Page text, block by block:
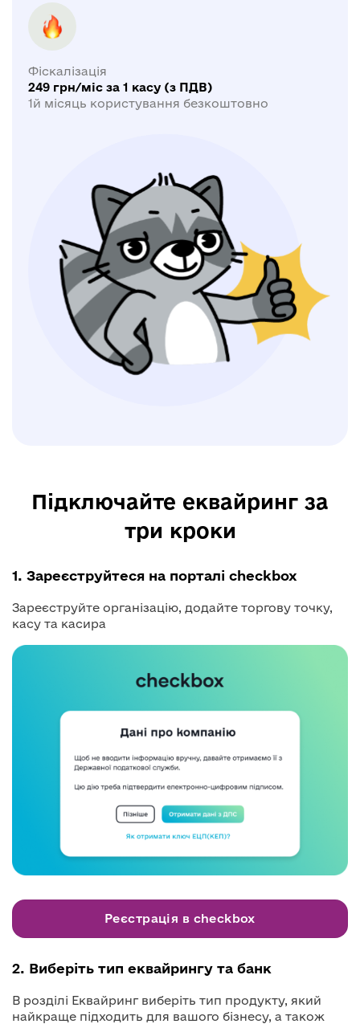
Фіскалізація
249 грн/міс за 1 касу (з ПДВ)
1й місяць користування безкоштовно
Підключайте еквайринг за
три кроки
1. Зареєструйтеся на порталі checkbox
Зареєструйте організацію, додайте торгову точку,
касу та касира
Реєстрація в checkbox
2. Виберіть тип еквайрингу та банк
В розділі Еквайринг виберіть тип продукту, який
найкраще підходить для вашого бізнесу, а також